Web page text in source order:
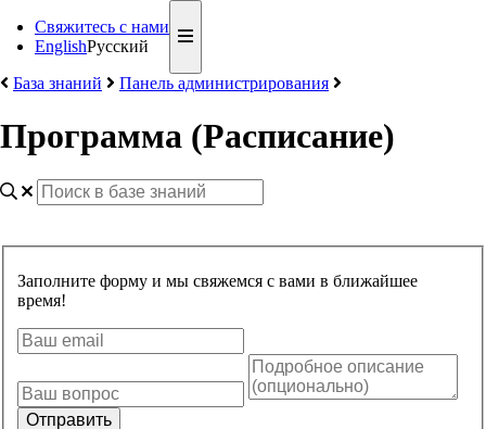
Свяжитесь с нами
EnglishРусский
База знаний
Панель администрирования
Программа (Расписание)
Заполните форму и мы свяжемся с вами в ближайшее
время!